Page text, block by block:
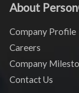
About
Company Profile
Careers
Company
Contact Us